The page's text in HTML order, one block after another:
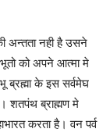
अन्तता नही है उसने
को अपने आत्मा मे
ब्रह्मा के इस सर्वमेघ
शतपंथ ब्राह्मण मे
करता है। वन पर्व